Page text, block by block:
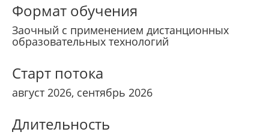
Формат обучения
Заочный с применением дистанционных
образовательных технологий
Старт потока
август 2026, сентябрь 2026
Длительность